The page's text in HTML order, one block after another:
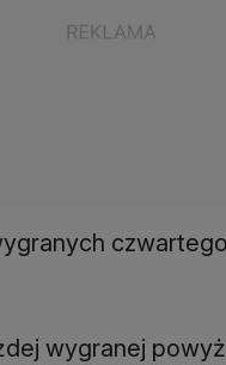
wygranej